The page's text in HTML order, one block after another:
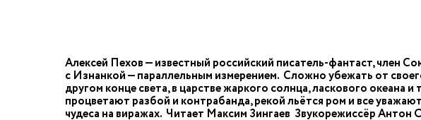
Алексей Пехов — известный российский писатель-фантаст, член
с Изнанкой — параллельным измерением. Сложно убежать от
другом конце света, в царстве жаркого солнца, ласкового
процветают разбой и контрабанда, рекой льётся ром и все
чудеса на виражах. Читает Максим Зингаев Звукорежиссёр